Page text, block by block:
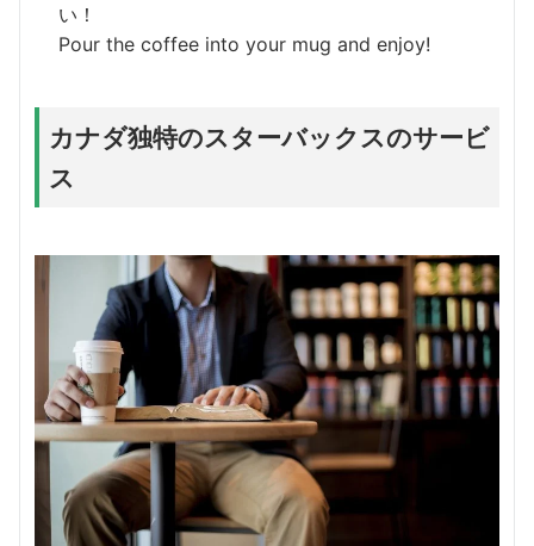
い！
Pour the coffee into your mug and enjoy!
カナダ独特のスターバックスのサービ
ス